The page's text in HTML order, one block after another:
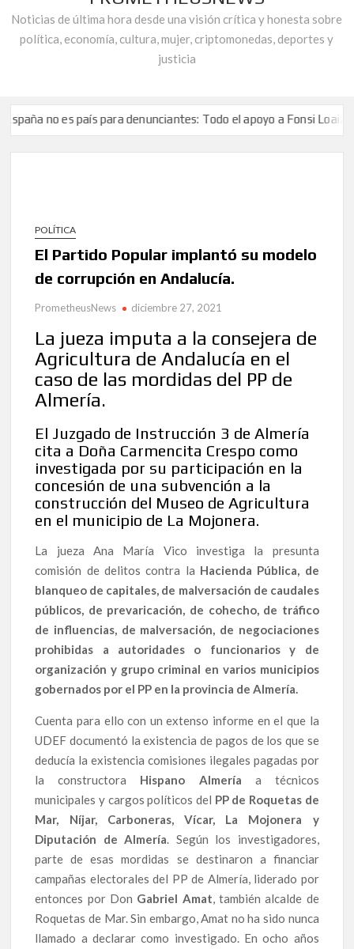
Noticias de última hora desde una visión crítica y honesta sobre
política, economía, cultura, mujer, criptomonedas, deportes y
justicia
es país para denunciantes: Todo el apoyo a Fonsi Loaiza tras su
Contra la Corrupción reprueba la «doble vara de medir que la
POLÍTICA
El Partido Popular implantó su modelo
de corrupción en Andalucía.
PrometheusNews diciembre 27, 2021
La jueza imputa a la consejera de
Agricultura de Andalucía en el
caso de las mordidas del PP de
Almería.
El Juzgado de Instrucción 3 de Almería
cita a Doña Carmencita Crespo como
investigada por su participación en la
concesión de una subvención a la
construcción del Museo de Agricultura
en el municipio de La Mojonera.
La jueza Ana María Vico investiga la presunta
comisión de delitos contra la Hacienda Pública, de
blanqueo de capitales, de malversación de caudales
públicos, de prevaricación, de cohecho, de tráfico
de influencias, de malversación, de negociaciones
prohibidas a autoridades o funcionarios y de
organización y grupo criminal en varios municipios
gobernados por el PP en la provincia de Almería.
Cuenta para ello con un extenso informe en el que la
UDEF documentó la existencia de pagos de los que se
deducía la existencia comisiones ilegales pagadas por
la constructora Hispano Almería a técnicos
municipales y cargos políticos del PP de Roquetas de
Mar, Níjar, Carboneras, Vícar, La Mojonera y
Diputación de Almería. Según los investigadores,
parte de esas mordidas se destinaron a financiar
campañas electorales del PP de Almería, liderado por
entonces por Don Gabriel Amat, también alcalde de
Roquetas de Mar. Sin embargo, Amat no ha sido nunca
llamado a declarar como investigado. En ocho años